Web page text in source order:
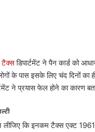
डिपार्टमेंट ने पैन कार्ड को
के पास इसके लिए चंद दिनों का
ने प्रयास फेल होने का कारण
कि इनकम टैक्स एक्ट